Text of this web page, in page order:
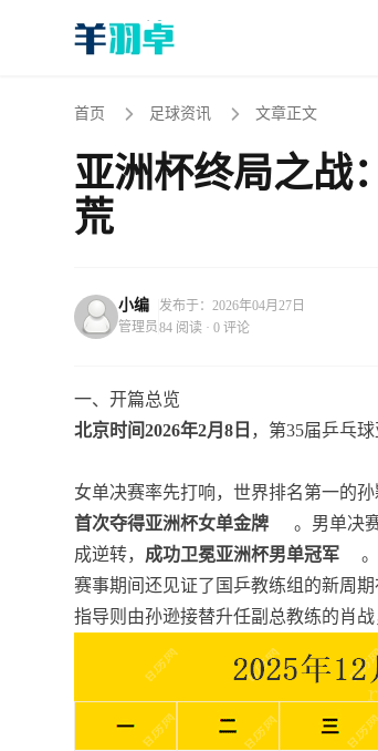
首页 足球资讯 文章正文
亚洲杯终局之战
荒
小编
管理员
发布于：2026年04月27日
84 阅读 · 0 评论
一、开篇总览
北京时间2026年2月8日 ，第35届乒乓
女单决赛率先打响，世界排名第一的
首次夺得亚洲杯女单金牌
。男单决
成逆转， 成功卫冕亚洲杯男单冠军
。
赛事期间还见证了国乒教练组的新周
指导则由孙逊接替升任副总教练的肖